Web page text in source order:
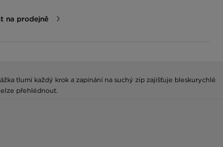
na prodejně
tlumí každý krok a zapínání na suchý zip zajišťuje bleskurychlé
přehlédnout.